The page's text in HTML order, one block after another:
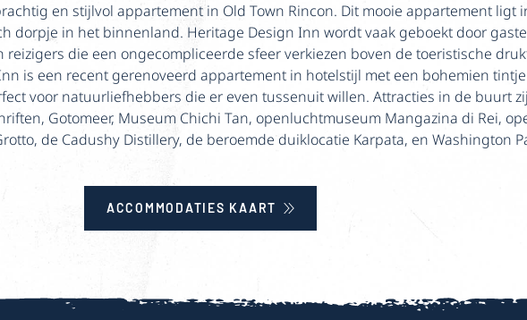
en stijlvol appartement in Old Town Rincon. Dit mooie appartement ligt
dorpje in het binnenland. Heritage Design Inn wordt vaak geboekt door
die een ongecompliceerde sfeer verkiezen boven de toeristische
is een recent gerenoveerd appartement in hotelstijl met een bohemien
voor natuurliefhebbers die er even tussenuit willen. Attracties in de buurt
Gotomeer, Museum Chichi Tan, openluchtmuseum Mangazina di Rei,
de Cadushy Distillery, de beroemde duiklocatie Karpata, en Washington
ACCOMMODATIES KAART